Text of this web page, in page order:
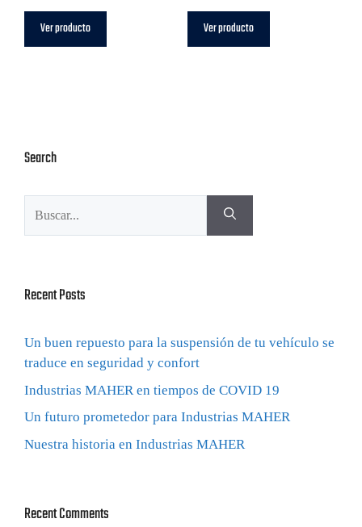
Ver producto Ver producto
Search
Recent Posts
Un buen repuesto para la suspensión de tu vehículo se
traduce en seguridad y confort
Industrias MAHER en tiempos de COVID 19
Un futuro prometedor para Industrias MAHER
Nuestra historia en Industrias MAHER
Recent Comments